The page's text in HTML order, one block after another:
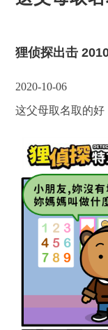
狸侦探出击
2020-10-06
这父母取名取的好